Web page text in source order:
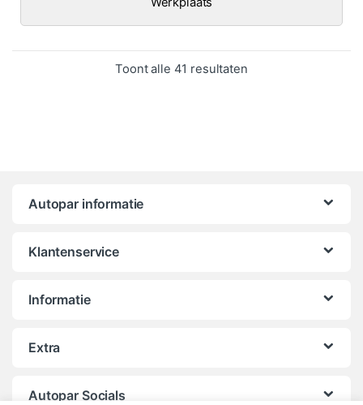
Toont alle 41 resultatenGesorteerd op
Autopar informatie
Klantenservice
Informatie
Extra
Autopar Socials